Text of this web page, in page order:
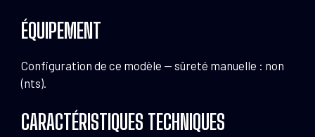
ÉQUIPEMENT
Configuration de ce modèle — sûreté manuelle : non
(nts).
CARACTÉRISTIQUES TECHNIQUES